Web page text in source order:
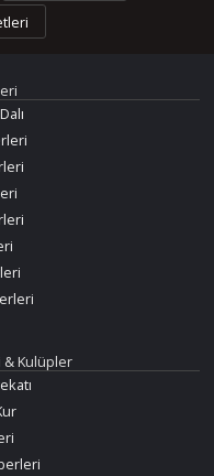
& Kulüpler